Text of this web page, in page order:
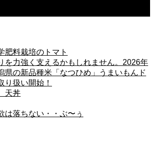
肥料栽培のトマト
を力強く支えるかもしれません。2026年
県の新品種米「なつひめ」うまいもんド
り扱い開始！
天丼
は落ちない・・ぶ〜ぅ